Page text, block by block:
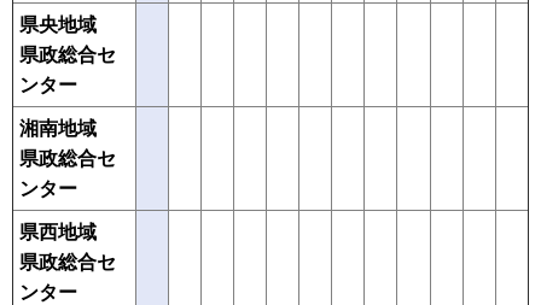
県央地域
県政総合セ
ンター
湘南地域
県政総合セ
ンター
県西地域
県政総合セ
ンター